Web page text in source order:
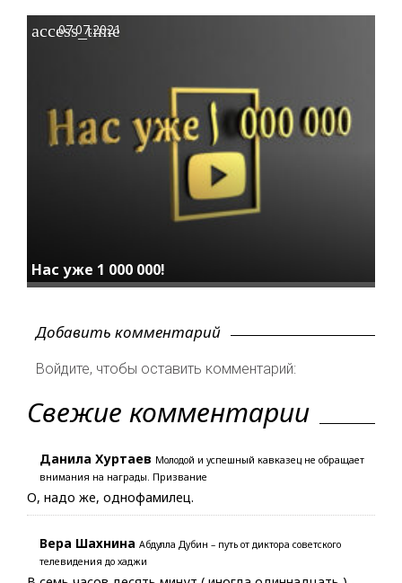
Нас уже 1 000 000!
access_time
07.07.2021
Добавить комментарий
Войдите, чтобы оставить комментарий:
Свежие комментарии
Данила Хуртаев Молодой и успешный кавказец не обращает
внимания на награды. Призвание
О, надо же, однофамилец.
Вера Шахнина Абдулла Дубин – путь от диктора советского
телевидения до хаджи